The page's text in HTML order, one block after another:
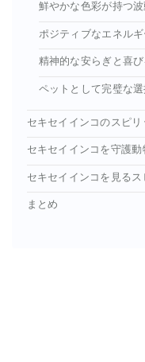
鮮やかな色彩が持つ
ポジティブなエネル
精神的な安らぎと喜
ペットとして完璧な
セキセイインコのスピ
セキセイインコを守護
セキセイインコを見る
まとめ